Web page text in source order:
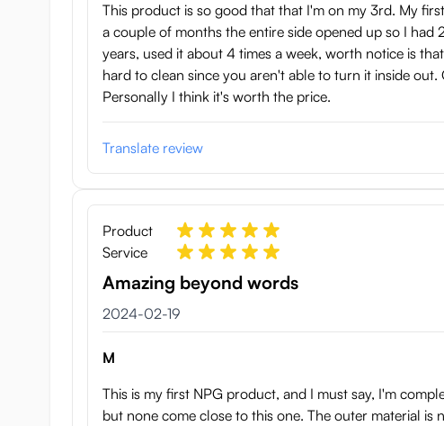
This product is so good that that I'm on my 3rd. My
a couple of months the entire side opened up so I
years, used it about 4 times a week, worth notice is
hard to clean since you aren't able to turn it inside
Personally I think it's worth the price.
Translate review
Product
Service
Amazing beyond words
19 februari 2024
2024-02-19
M
This is my first NPG product, and I must say, I'm
but none come close to this one. The outer material